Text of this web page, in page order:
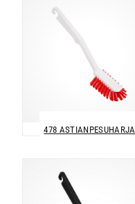
478 ASTIANPESUHARJA